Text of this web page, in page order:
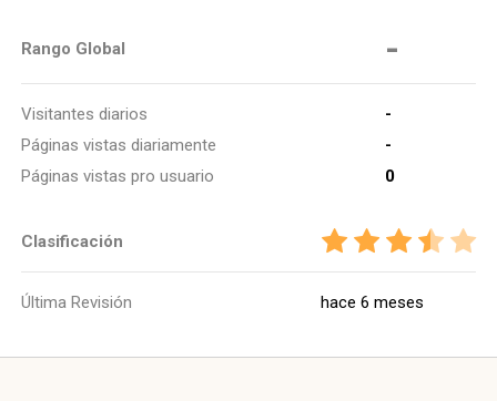
Rango Global -
Visitantes diarios
-
Páginas vistas diariamente
-
Páginas vistas pro usuario
0
Clasificación
Última Revisión hace 6 meses